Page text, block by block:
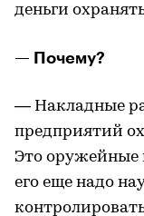
деньги
— Почему?
— Накладные
предприятий
Это оружейные
его еще надо